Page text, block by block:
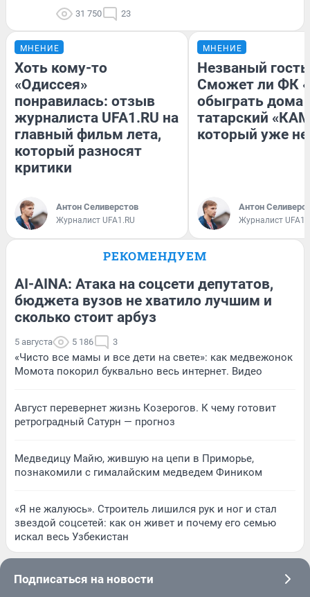
31 750 23
МНЕНИЕ
Хоть кому-то
«Одиссея»
понравилась: отзыв
журналиста UFA1.RU на
главный фильм лета,
который разносят
критики
Антон Селиверстов
Журналист UFA1.RU
МНЕНИЕ
Незваный
Сможет ли ФК
обыграть дома
татарский
который уже не
Антон
Журналист
РЕКОМЕНДУЕМ
AI-AINA: Атака на соцсети депутатов,
бюджета вузов не хватило лучшим и
сколько стоит арбуз
5 августа 5 186 3
«Чисто все мамы и все дети на свете»: как медвежонок
Момота покорил буквально весь интернет. Видео
Август перевернет жизнь Козерогов. К чему готовит
ретроградный Сатурн — прогноз
Медведицу Майю, жившую на цепи в Приморье,
познакомили с гималайским медведем Фиником
«Я не жалуюсь». Строитель лишился рук и ног и стал
звездой соцсетей: как он живет и почему его семью
искал весь Узбекистан
Подписаться на новости